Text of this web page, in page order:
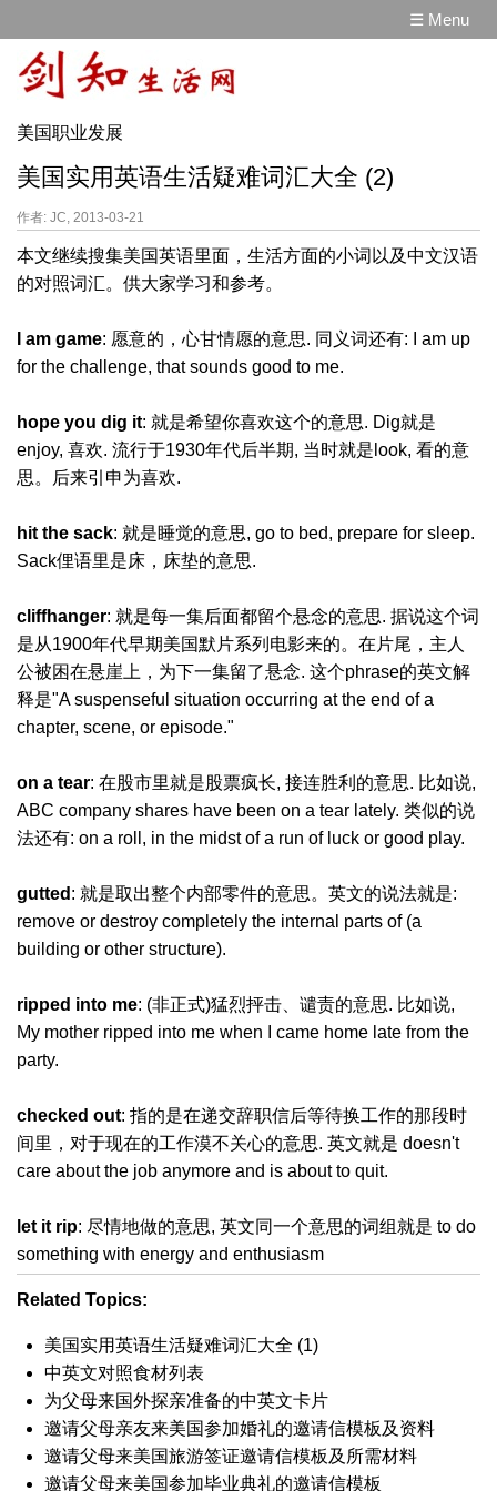
☰ Menu
美国职业发展
美国实用英语生活疑难词汇大全 (2)
作者: JC, 2013-03-21
本文继续搜集美国英语里面，生活方面的小词以及中文汉语
的对照词汇。供大家学习和参考。
I am game: 愿意的，心甘情愿的意思. 同义词还有: I am up
for the challenge, that sounds good to me.
hope you dig it: 就是希望你喜欢这个的意思. Dig就是
enjoy, 喜欢. 流行于1930年代后半期, 当时就是look, 看的意
思。后来引申为喜欢.
hit the sack: 就是睡觉的意思, go to bed, prepare for sleep.
Sack俚语里是床，床垫的意思.
cliffhanger: 就是每一集后面都留个悬念的意思. 据说这个词
是从1900年代早期美国默片系列电影来的。在片尾，主人
公被困在悬崖上，为下一集留了悬念. 这个phrase的英文解
释是"A suspenseful situation occurring at the end of a
chapter, scene, or episode."
on a tear: 在股市里就是股票疯长, 接连胜利的意思. 比如说,
ABC company shares have been on a tear lately. 类似的说
法还有: on a roll, in the midst of a run of luck or good play.
gutted : 就是取出整个内部零件的意思。英文的说法就是:
remove or destroy completely the internal parts of (a
building or other structure).
ripped into me: (非正式)猛烈抨击、谴责的意思. 比如说,
My mother ripped into me when I came home late from the
party.
checked out: 指的是在递交辞职信后等待换工作的那段时
间里，对于现在的工作漠不关心的意思. 英文就是 doesn't
care about the job anymore and is about to quit.
let it rip: 尽情地做的意思, 英文同一个意思的词组就是 to do
something with energy and enthusiasm
Related Topics:
美国实用英语生活疑难词汇大全 (1)
中英文对照食材列表
为父母来国外探亲准备的中英文卡片
邀请父母亲友来美国参加婚礼的邀请信模板及资料
邀请父母来美国旅游签证邀请信模板及所需材料
邀请父母来美国参加毕业典礼的邀请信模板